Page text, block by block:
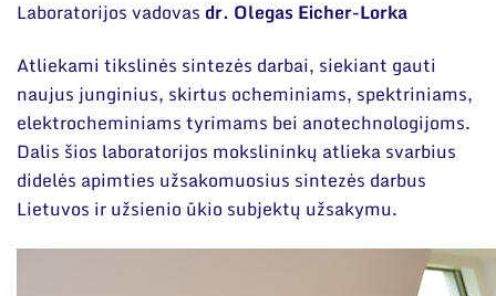
Darbuotojams
Nuorodos
Narystė nacionalinėse ir tarptautinėse
organizacijose bei asociacijose
Moksliniai skyriai
Tarptautinė patarėjų taryba
Mokslininkai emeritai
Tinklalaidės
Leidiniai
Administracija
Darbuotojų kontaktai
Laboratorijos vadovas dr. Olegas Eicher-Lorka
Atliekami tikslinės sintezės darbai, siekiant gauti
naujus junginius, skirtus ocheminiams, spektriniams,
elektrocheminiams tyrimams bei anotechnologijoms.
Dalis šios laboratorijos mokslininkų atlieka svarbius
didelės apimties užsakomuosius sintezės darbus
Lietuvos ir užsienio ūkio subjektų užsakymu.